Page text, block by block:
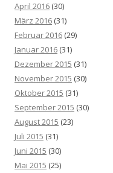
April 2016 (30)
März 2016 (31)
Februar 2016 (29)
Januar 2016 (31)
Dezember 2015 (31)
November 2015 (30)
Oktober 2015 (31)
September 2015 (30)
August 2015 (23)
Juli 2015 (31)
Juni 2015 (30)
Mai 2015 (25)